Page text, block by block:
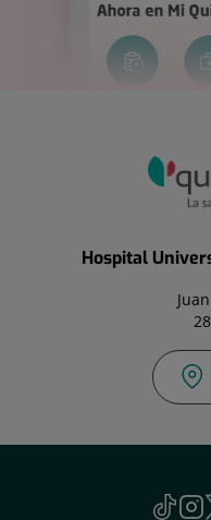
Hospital
TikTok
EsteEste